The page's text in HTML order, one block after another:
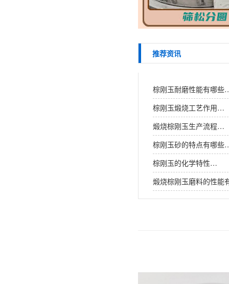
推荐资讯
棕刚玉耐磨性能有哪
棕刚玉煅烧工艺作用…
煅烧棕刚玉生产流程…
棕刚玉砂的特点有哪
棕刚玉的化学特性…
煅烧棕刚玉磨料的性